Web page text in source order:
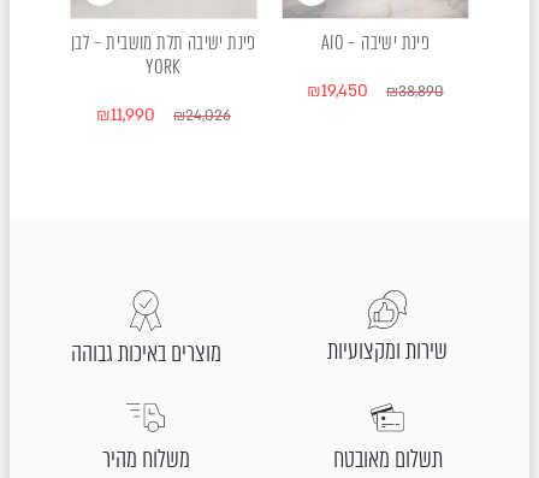
פינת ישיבה – AIO
₪38,890
₪19,450
פינת ישיבה תלת מושבית – לבן
YORK
₪24,026
₪11,990
שירות ומקצועיות מוצרים באיכות גבוהה
תשלום מאובטח משלוח מהיר